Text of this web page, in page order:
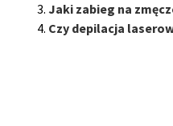
Jaki zabieg na
Czy depilacja